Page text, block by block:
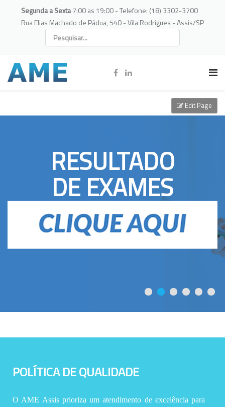
Segunda a Sexta7:00 as 19:00 - Telefone: (18) 3302-3700
Rua Elias Machado de Pádua, 540 - Vila Rodrigues - Assis/SP
RESULTADO
DE EXAMES
POLÍTICA DE QUALIDADE
O AME Assis prioriza um atendimento de excelência para
Edit Page